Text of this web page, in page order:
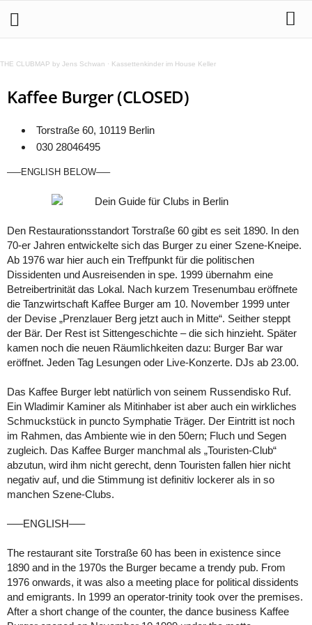
THE CLUBMAP by Jens Schwan · Kassettenkinder im House Keller
Kaffee Burger (CLOSED)
Torstraße 60, 10119 Berlin
030 28046495
—–ENGLISH BELOW—–
Den Restaurationsstandort Torstraße 60 gibt es seit 1890. In den
70-er Jahren entwickelte sich das Burger zu einer Szene-Kneipe.
Ab 1976 war hier auch ein Treffpunkt für die politischen
Dissidenten und Ausreisenden in spe. 1999 übernahm eine
Betreibertrinität das Lokal. Nach kurzem Tresenumbau eröffnete
die Tanzwirtschaft Kaffee Burger am 10. November 1999 unter
der Devise „Prenzlauer Berg jetzt auch in Mitte“. Seither steppt
der Bär. Der Rest ist Sittengeschichte – die sich hinzieht. Später
kamen noch die neuen Räumlichkeiten dazu: Burger Bar war
eröffnet. Jeden Tag Lesungen oder Live-Konzerte. DJs ab 23.00.
Das Kaffee Burger lebt natürlich von seinem Russendisko Ruf.
Ein Wladimir Kaminer als Mitinhaber ist aber auch ein wirkliches
Schmuckstück in puncto Symphatie Träger. Der Eintritt ist noch
im Rahmen, das Ambiente wie in den 50ern; Fluch und Segen
zugleich. Das Kaffee Burger manchmal als „Touristen-Club“
abzutun, wird ihm nicht gerecht, denn Touristen fallen hier nicht
negativ auf, und die Stimmung ist definitiv lockerer als in so
manchen Szene-Clubs.
—–ENGLISH—–
The restaurant site Torstraße 60 has been in existence since
1890 and in the 1970s the Burger became a trendy pub. From
1976 onwards, it was also a meeting place for political dissidents
and emigrants. In 1999 an operator-trinity took over the premises.
After a short change of the counter, the dance business Kaffee